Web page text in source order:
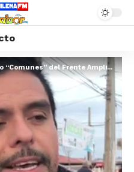
del Frente Amplio fue lanzado en San Antonio